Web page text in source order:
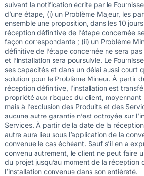
suivant la notification écrite par le
d’une étape, (i) un Problème Majeur, les
ensemble une proposition, dans les 10
réception définitive de l’étape concernée
façon correspondante ; (ii) un Problème
définitive de l’étape concernée ne sera
et l’installation sera poursuivie. Le
ses capacités et dans un délai aussi court
solution pour le Problème Mineur. À partir
réception définitive, l’installation est
propriété aux risques du client, moyennant
mais à l’exclusion des Produits et des
aucune autre garantie n’est octroyée sur
Services. À partir de la date de la
autre aura lieu sous l’application de la
convenue le cas échéant. Sauf s’il en a
convenu autrement, le client ne peut faire
du projet jusqu’au moment de la réception
l’installation convenue dans son entièreté.